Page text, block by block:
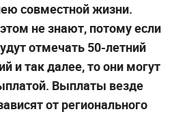
совместной жизни.
не знают, потому если
отмечать 50-летний
и так далее, то они могут
Выплаты везде
от регионального